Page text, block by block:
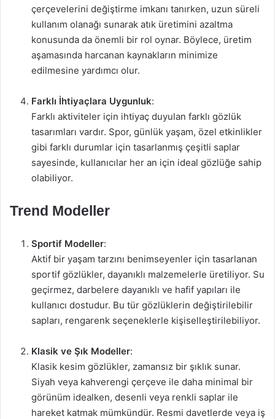
çerçevelerini değiştirme imkanı tanırken, uzun süreli
kullanım olanağı sunarak atık üretimini azaltma
konusunda da önemli bir rol oynar. Böylece, üretim
aşamasında harcanan kaynakların minimize
edilmesine yardımcı olur.
Farklı İhtiyaçlara Uygunluk:
Farklı aktiviteler için ihtiyaç duyulan farklı gözlük
tasarımları vardır. Spor, günlük yaşam, özel etkinlikler
gibi farklı durumlar için tasarlanmış çeşitli saplar
sayesinde, kullanıcılar her an için ideal gözlüğe sahip
olabiliyor.
Trend Modeller
Sportif Modeller:
Aktif bir yaşam tarzını benimseyenler için tasarlanan
sportif gözlükler, dayanıklı malzemelerle üretiliyor. Su
geçirmez, darbelere dayanıklı ve hafif yapıları ile
kullanıcı dostudur. Bu tür gözlüklerin değiştirilebilir
sapları, rengarenk seçeneklerle kişiselleştirilebiliyor.
Klasik ve Şık Modeller:
Klasik kesim gözlükler, zamansız bir şıklık sunar.
Siyah veya kahverengi çerçeve ile daha minimal bir
görünüm idealken, desenli veya renkli saplar ile
hareket katmak mümkündür. Resmi davetlerde veya iş